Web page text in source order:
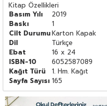
Kitap Özellikleri
Basım Yılı
2019
Baskı
1
Cilt DurumuKarton Kapak
Dil
Türkçe
Ebat
16 x 24
ISBN-10
6052587089
Kağıt Türü
1. Hm. Kağıt
Sayfa Sayısı 165